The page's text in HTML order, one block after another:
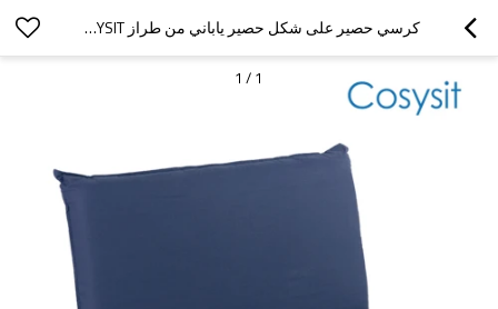
كرسي حصير على شكل حصير ياباني من طراز COSYSIT
1
/
1